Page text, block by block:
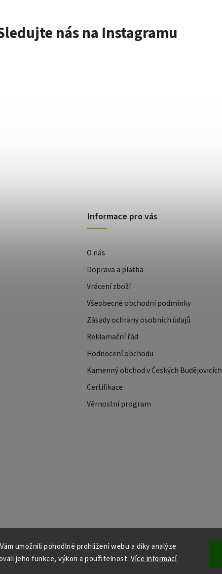
umožnili pohodlné prohlížení webu a díky analýze
jeho funkce, výkon a použitelnost. Více informací
nás na Instagramu
Informace pro vás
O nás
Doprava a platba
Vrácení zboží
Všeobecné obchodní podmínky
Zásady ochrany osobních údajů
Reklamační řád
Hodnocení obchodu
Kamenný obchod v Českých Budějovicích
Certifikace
Věrnostní program